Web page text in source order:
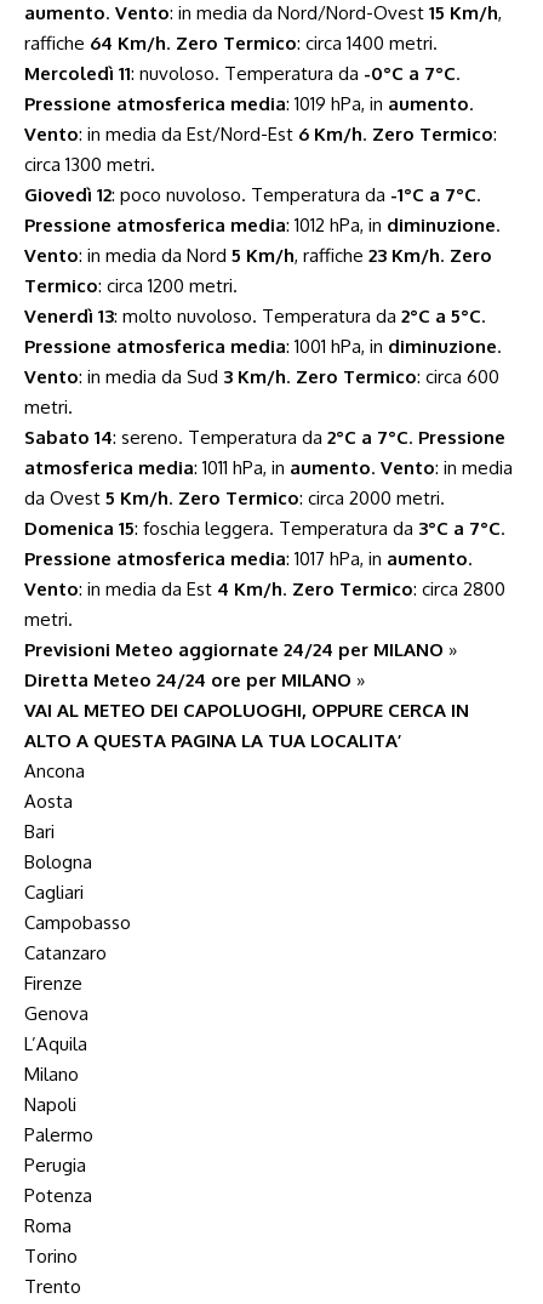
aumento. Vento: in media da Nord/Nord-Ovest 15 Km/h,
raffiche 64 Km/h. Zero Termico: circa 1400 metri.
Mercoledì 11: nuvoloso. Temperatura da -0°C a 7°C.
Pressione atmosferica media: 1019 hPa, in aumento.
Vento: in media da Est/Nord-Est 6 Km/h. Zero Termico:
circa 1300 metri.
Giovedì 12: poco nuvoloso. Temperatura da -1°C a 7°C.
Pressione atmosferica media: 1012 hPa, in diminuzione.
Vento: in media da Nord 5 Km/h, raffiche 23 Km/h. Zero
Termico: circa 1200 metri.
Venerdì 13: molto nuvoloso. Temperatura da 2°C a 5°C.
Pressione atmosferica media: 1001 hPa, in diminuzione.
Vento: in media da Sud 3 Km/h. Zero Termico: circa 600
metri.
Sabato 14: sereno. Temperatura da 2°C a 7°C. Pressione
atmosferica media: 1011 hPa, in aumento. Vento: in media
da Ovest 5 Km/h. Zero Termico: circa 2000 metri.
Domenica 15: foschia leggera. Temperatura da 3°C a 7°C.
Pressione atmosferica media: 1017 hPa, in aumento.
Vento: in media da Est 4 Km/h. Zero Termico: circa 2800
metri.
Previsioni Meteo aggiornate 24/24 per MILANO »
Diretta Meteo 24/24 ore per MILANO »
VAI AL METEO DEI CAPOLUOGHI, OPPURE CERCA IN
ALTO A QUESTA PAGINA LA TUA LOCALITA’
Ancona
Aosta
Bari
Bologna
Cagliari
Campobasso
Catanzaro
Firenze
Genova
L’Aquila
Milano
Napoli
Palermo
Perugia
Potenza
Roma
Torino
Trento